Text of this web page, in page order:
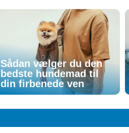
Sådan vælger du den
bedste hundemad til
din firbenede ven
Guide til vin på fustage: